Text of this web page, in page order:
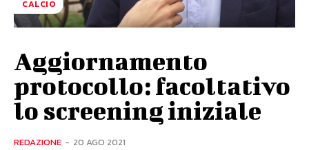
CALCIO
Aggiornamento
protocollo: facoltativo
lo screening iniziale
REDAZIONE - 20 AGO 2021